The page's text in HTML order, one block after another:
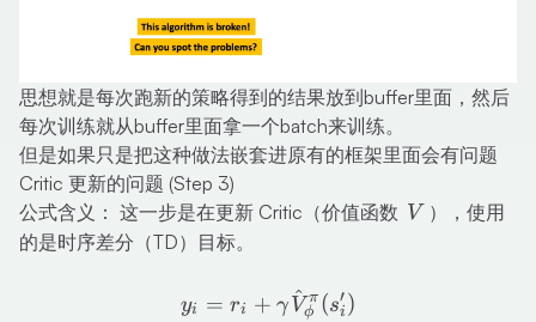
思想就是每次跑新的策略得到的结果放到buffer里面，然后
每次训练就从buffer里面拿一个batch来训练。
但是如果只是把这种做法嵌套进原有的框架里面会有问题
Critic 更新的问题 (Step 3)
公式含义： 这一步是在更新 Critic（价值函数 V
V ），使用
的是时序差分（TD）目标。
y_i = r_i + \gamma
yi = ri + γ V
^
ϕ
π (si
′)